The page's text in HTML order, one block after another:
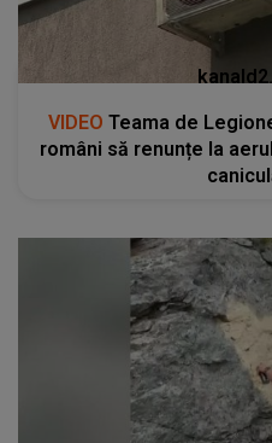
VIDEO Teama de
români să renunțe la